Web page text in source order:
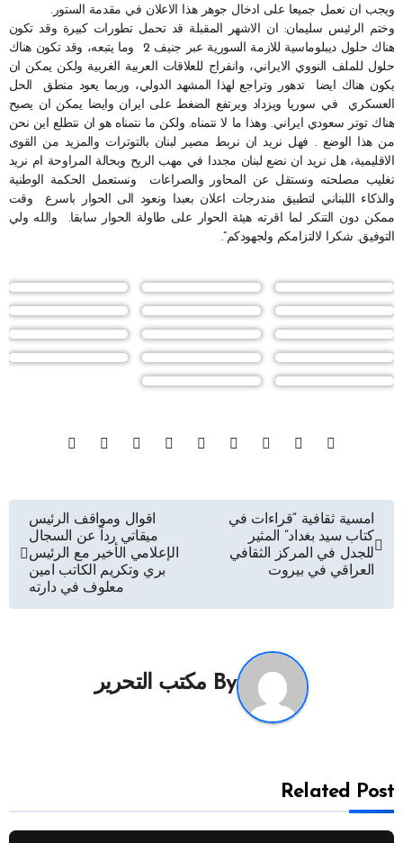
ويجب ان نعمل جميعا على ادخال جوهر هذا الاعلان في مقدمة الستور.
وختم الرئيس سليمان: ان الاشهر المقبلة قد تحمل تطورات كبيرة وقد تكون
هناك حلول ديبلوماسية للازمة السورية عبر جنيف 2 وما يتبعه، وقد تكون هناك
حلول للملف النووي الايراني، وانفراج للعلاقات العربية الغربية ولكن يمكن ان
يكون هناك ايضا تدهور وتراجع لهذا المشهد الدولي، وربما يعود منطق الحل
العسكري في سوريا ويزداد ويرتفع الضغط على ايران وايضا يمكن ان يصبح
هناك توتر سعودي ايراني. وهذا ما لا نتمناه. ولكن ما نتمناه هو ان نتطلع اين نحن
من هذا الوضع . فهل نريد ان نربط مصير لبنان بالتوترات والمزيد من القوى
الاقليمية، هل نريد ان نضع لبنان مجددا في مهب الريح وبحالة المراوحة ام نريد
تغليب مصلحته ونستقل عن المحاور والصراعات ونستعمل الحكمة الوطنية
والذكاء اللبناني لتطبيق مندرجات اعلان بعبدا ونعود الى الحوار باسرع وقت
ممكن دون التنكر لما اقرته هيئة الحوار على طاولة الحوار سابقا. والله ولي
التوفيق. شكرا لالتزامكم ولجهودكم”.
تصفّح
المقالات
امسية ثقافية “قراءات في
كتاب سيد بغداد” المثير
للجدل في المركز الثقافي
العراقي في بيروت
اقوال ومواقف الرئيس
ميقاتي رداً عن السجال
الإعلامي الأخير مع الرئيس
بري وتكريم الكاتب امين
معلوف في دارته
By مكتب التحرير
Related Post